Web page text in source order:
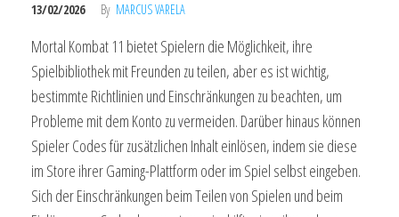
13/02/2026 By MARCUS VARELA
Mortal Kombat 11 bietet Spielern die Möglichkeit, ihre
Spielbibliothek mit Freunden zu teilen, aber es ist wichtig,
bestimmte Richtlinien und Einschränkungen zu beachten, um
Probleme mit dem Konto zu vermeiden. Darüber hinaus können
Spieler Codes für zusätzlichen Inhalt einlösen, indem sie diese
im Store ihrer Gaming-Plattform oder im Spiel selbst eingeben.
Sich der Einschränkungen beim Teilen von Spielen und beim